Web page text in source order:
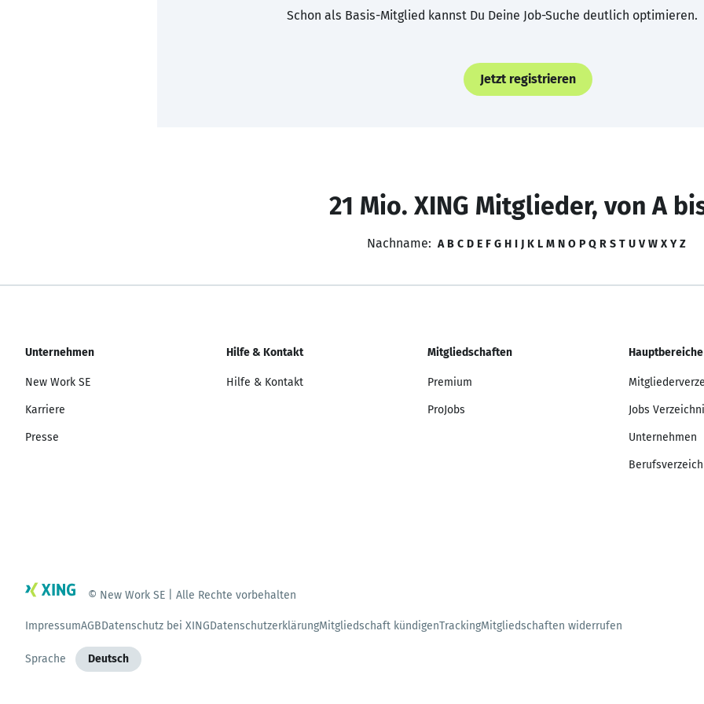
Schon als Basis-Mitglied kannst Du Deine Job-Suche deutlich optimieren.
Jetzt registrieren
21 Mio. XING Mitglieder, von A
Nachname: A B C D E F G H I J K L M N O P Q R S T U V W X Y Z
Unternehmen
New Work SE
Karriere
Presse
Hilfe & Kontakt
Hilfe & Kontakt
Mitgliedschaften
Premium
ProJobs
Hauptbereiche
Jobs
Unternehmen
© New Work SE | Alle Rechte vorbehalten
ImpressumAGBDatenschutz bei XINGDatenschutzerklärungMitgliedschaft kündigenTrackingMitgliedschaften widerrufen
Sprache Deutsch